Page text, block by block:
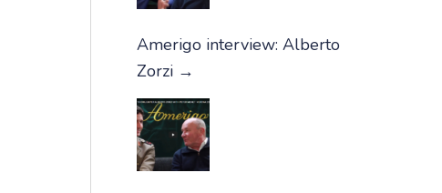
Amerigo interview: Alberto
Zorzi →